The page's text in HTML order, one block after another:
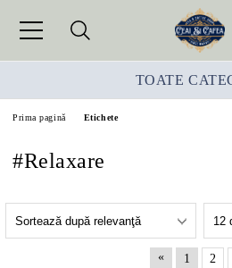
TOATE
Prima pagină Etichete
#Relaxare
« 1 2